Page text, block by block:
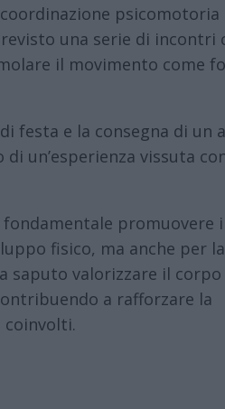
psicomotoria
una serie di incontri
il movimento come
festa e la consegna di un
un’esperienza vissuta
promuovere
fisico, ma anche per
saputo valorizzare il
a rafforzare la
coinvolti.